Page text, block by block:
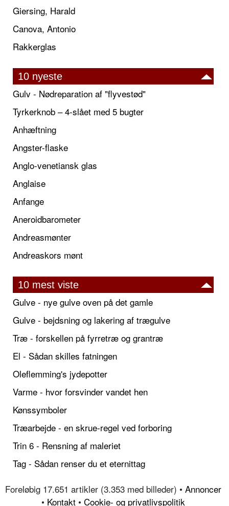
Giersing, Harald
Canova, Antonio
Rakkerglas
10 nyeste
Gulv - Nødreparation af "flyvestød"
Tyrkerknob – 4-slået med 5 bugter
Anhæftning
Angster-flaske
Anglo-venetiansk glas
Anglaise
Anfange
Aneroidbarometer
Andreasmønter
Andreaskors mønt
10 mest viste
Gulve - nye gulve oven på det gamle
Gulve - bejdsning og lakering af trægulve
Træ - forskellen på fyrretræ og grantræ
El - Sådan skilles fatningen
Oleflemming's jydepotter
Varme - hvor forsvinder vandet hen
Kønssymboler
Træarbejde - en skrue-regel ved forboring
Trin 6 - Rensning af maleriet
Tag - Sådan renser du et eternittag
Foreløbig 17.651 artikler (3.353 med billeder) • Annoncer
• Kontakt • Cookie- og privatlivspolitik